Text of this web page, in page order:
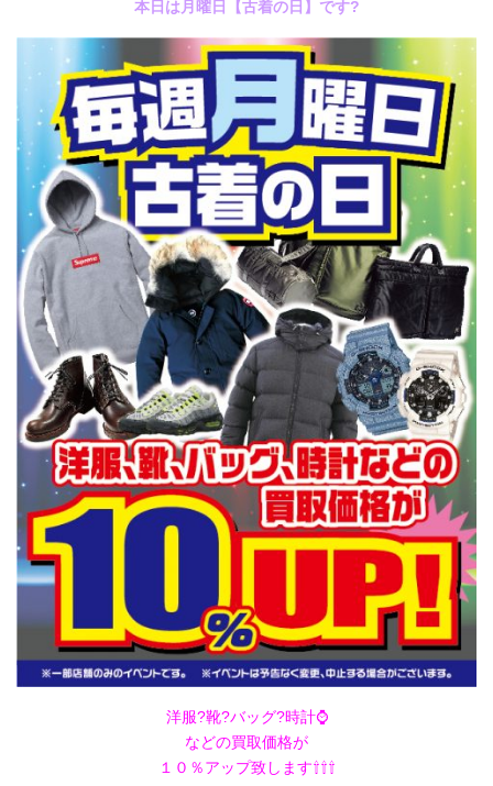
本日は月曜日【古着の日】です?
洋服?靴?バッグ?時計⌚
などの買取価格が
１０％アップ致します⇧⇧⇧